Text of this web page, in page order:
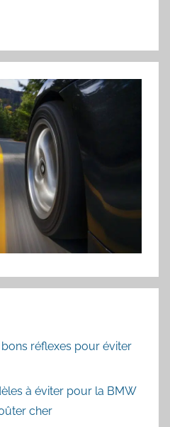
réflexes pour éviter
à éviter pour la BMW
cher